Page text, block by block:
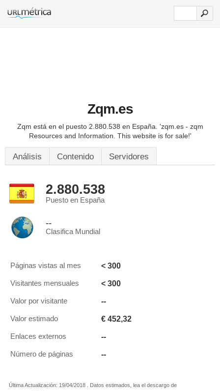
Zqm.es
Zqm está en el puesto 2.880.538 en España. 'zqm.es - zqm
Resources and Information. This website is for sale!'
Análisis Contenido Servidores
2.880.538
Puesto en España
--
Clasifica Mundial
Páginas vistas al mes < 300
Visitantes mensuales < 300
Valor por visitante --
Valor estimado € 452,32
Enlaces externos --
Número de páginas --
Última Actualización: 19/04/2018 . Datos estimados, lea el descargo de